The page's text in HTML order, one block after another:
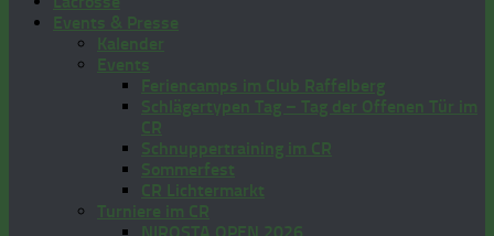
Events & Presse
Kalender
Events
Feriencamps im Club Raffelberg
Schlägertypen Tag – Tag der Offenen Tür im
CR
Schnuppertraining im CR
Sommerfest
CR Lichtermarkt
Turniere im CR